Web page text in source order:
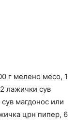
г мелено месо, 1
лажички сув
магдонос или
црн пипер, 6